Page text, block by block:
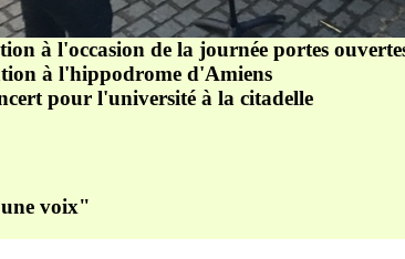
à l'occasion de la journée portes
à l'hippodrome d'Amiens
pour l'université à la citadelle
voix"